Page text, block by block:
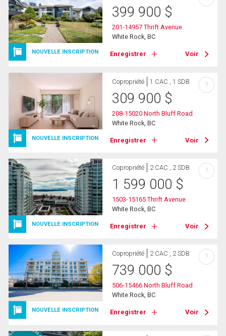
NOUVELLE INSCRIPTION
399 900 $
201-14957 Thrift Avenue
White Rock, BC
Enregistrer Voir
NOUVELLE INSCRIPTION
Copropriété 1 CAC , 1 SDB
309 900 $
208-15020 North Bluff Road
White Rock, BC
Enregistrer Voir
?
NOUVELLE INSCRIPTION
Copropriété 2 CAC , 2 SDB
1 599 000 $
1503-15165 Thrift Avenue
White Rock, BC
Enregistrer Voir
?
NOUVELLE INSCRIPTION
Copropriété 2 CAC , 2 SDB
739 000 $
506-15466 North Bluff Road
White Rock, BC
Enregistrer Voir
?